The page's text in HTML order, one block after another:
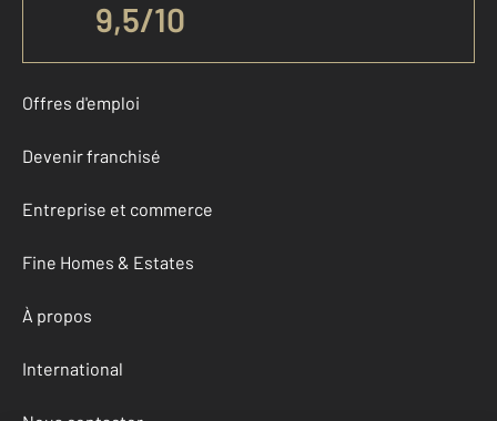
9,5/10
Offres d'emploi
Devenir franchisé
Entreprise et commerce
Fine Homes & Estates
À propos
International